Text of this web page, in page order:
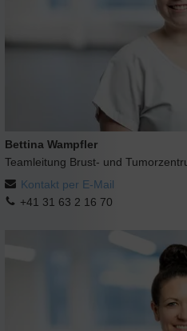
Bettina Wampfler
Teamleitung Brust- und
Kontakt per E-Mail
+41 31 63 2 16 70